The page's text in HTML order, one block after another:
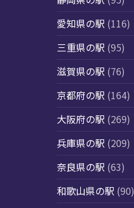
愛知県の駅 (116)
三重県の駅 (95)
滋賀県の駅 (76)
京都府の駅 (164)
大阪府の駅 (269)
兵庫県の駅 (209)
奈良県の駅 (63)
和歌山県の駅 (90)